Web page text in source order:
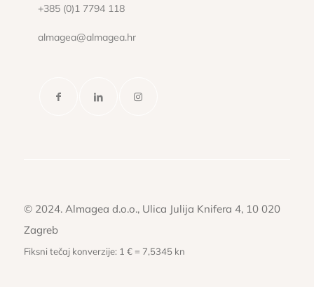
+385 (0)1 7794 118
almagea@almagea.hr
© 2024. Almagea d.o.o., Ulica Julija Knifera 4, 10 020
Zagreb
Fiksni tečaj konverzije: 1 € = 7,5345 kn